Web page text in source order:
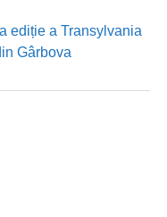
ediție a Transylvania
Gârbova